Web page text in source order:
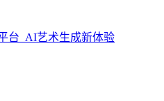
台_AI艺术生成新体验